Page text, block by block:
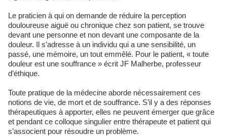
Le praticien à qui on demande de réduire la perception
douloureuse aiguë ou chronique chez son patient, se trouve
devant une personne et non devant une composante de la
douleur. Il s’adresse à un individu qui a une sensibilité, un
passé, une mémoire, un tout emmêlé. Pour le patient, « toute
douleur est une souffrance » écrit JF Malherbe, professeur
d’éthique.
Toute pratique de la médecine aborde nécessairement ces
notions de vie, de mort et de souffrance. S’il y a des réponses
thérapeutiques à apporter, elles ne peuvent émerger que grâce
et pendant ce colloque singulier entre thérapeute et patient qui
s’associent pour résoudre un problème.